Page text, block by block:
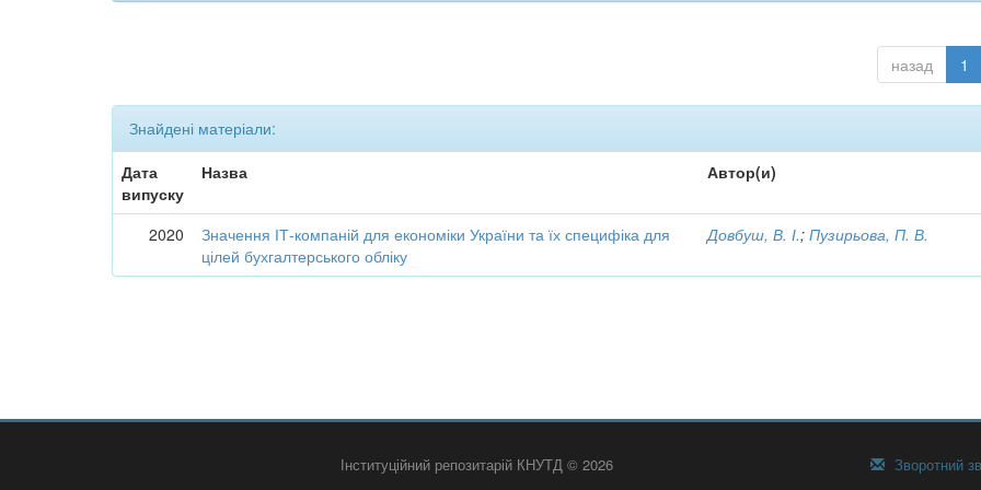
назад 1
Знайдені матеріали:
Дата
випуску
Назва Автор(и)
2020
Значення ІТ-компаній для економіки України та їх специфіка для
цілей бухгалтерського обліку
Довбуш, В. І.;Пузирьова, П. В.
Інституційний репозитарій КНУТД © 2026 Зворотний